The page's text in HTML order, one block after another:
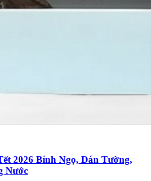
2026 Bính Ngọ, Dán Tường,
Nước